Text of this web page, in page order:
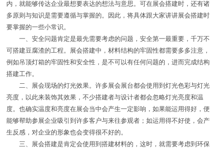
内，就能够传达企业最想要表达的想法与意思。可在展会搭建时，还有诸
多原则与知识是需要遵循与掌握的。因此，将具体跟大家讲讲展会搭建时
要掌握的一些小常识。
一、安全问题肯定是最先需要考虑的问题，安全第一最重要，千万不
可搭建豆腐渣的工程。展会搭建中，材料结构的牢固性都需要多多注意，
例如吊顶灯箱的牢固性和安全性，是不可以有任何问题的，进而完成结构
搭建工作。
二、展会现场的灯光效果。许多展会展台都会使用到灯光色彩与灯光
亮度，以此来装饰其效果，不少搭建者与设计者都会忽略灯光亮度和温
度。也确实温度和亮度在展会当中会产生一定影响，如果能运用得好，便
能够帮助参展企业吸引到许多客户与来往参观者；如运用得不好使，会产
生反感，对企业的形象也会变得很不好的。
三、展会搭建是肯定会使用到搭建材料的，这时，就需要考虑到环保